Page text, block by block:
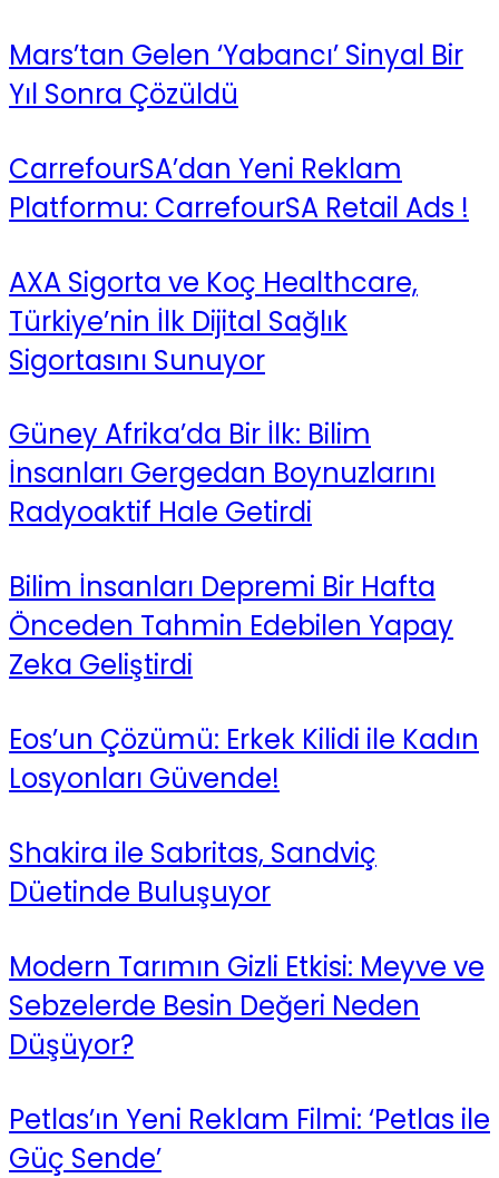
Mars’tan Gelen ‘Yabancı’ Sinyal Bir
Yıl Sonra Çözüldü
CarrefourSA’dan Yeni Reklam
Platformu: CarrefourSA Retail Ads !
AXA Sigorta ve Koç Healthcare,
Türkiye’nin İlk Dijital Sağlık
Sigortasını Sunuyor
Güney Afrika’da Bir İlk: Bilim
İnsanları Gergedan Boynuzlarını
Radyoaktif Hale Getirdi
Bilim İnsanları Depremi Bir Hafta
Önceden Tahmin Edebilen Yapay
Zeka Geliştirdi
Eos’un Çözümü: Erkek Kilidi ile Kadın
Losyonları Güvende!
Shakira ile Sabritas, Sandviç
Düetinde Buluşuyor
Modern Tarımın Gizli Etkisi: Meyve ve
Sebzelerde Besin Değeri Neden
Düşüyor?
Petlas’ın Yeni Reklam Filmi: ‘Petlas ile
Güç Sende’